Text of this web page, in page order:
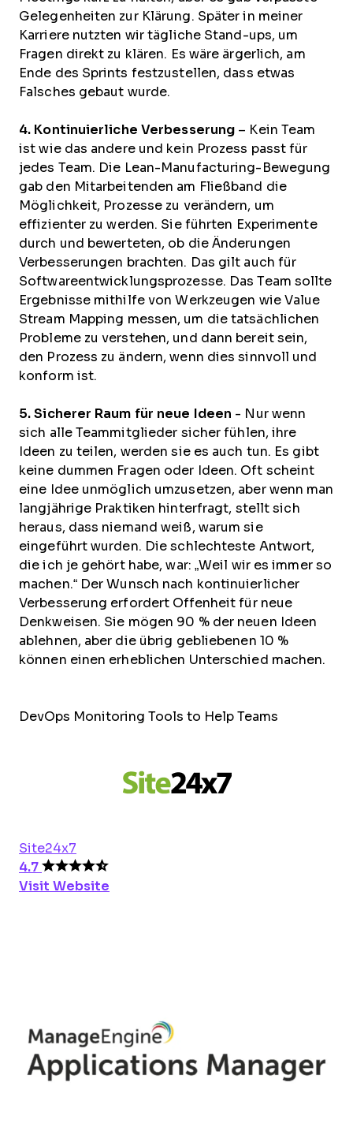
Gelegenheiten zur Klärung. Später in meiner
Karriere nutzten wir tägliche Stand-ups, um
Fragen direkt zu klären. Es wäre ärgerlich, am
Ende des Sprints festzustellen, dass etwas
Falsches gebaut wurde.
4. Kontinuierliche Verbesserung – Kein Team
ist wie das andere und kein Prozess passt für
jedes Team. Die Lean-Manufacturing-Bewegung
gab den Mitarbeitenden am Fließband die
Möglichkeit, Prozesse zu verändern, um
effizienter zu werden. Sie führten Experimente
durch und bewerteten, ob die Änderungen
Verbesserungen brachten. Das gilt auch für
Softwareentwicklungsprozesse. Das Team sollte
Ergebnisse mithilfe von Werkzeugen wie Value
Stream Mapping messen, um die tatsächlichen
Probleme zu verstehen, und dann bereit sein,
den Prozess zu ändern, wenn dies sinnvoll und
konform ist.
5. Sicherer Raum für neue Ideen - Nur wenn
sich alle Teammitglieder sicher fühlen, ihre
Ideen zu teilen, werden sie es auch tun. Es gibt
keine dummen Fragen oder Ideen. Oft scheint
eine Idee unmöglich umzusetzen, aber wenn man
langjährige Praktiken hinterfragt, stellt sich
heraus, dass niemand weiß, warum sie
eingeführt wurden. Die schlechteste Antwort,
die ich je gehört habe, war: „Weil wir es immer so
machen.“ Der Wunsch nach kontinuierlicher
Verbesserung erfordert Offenheit für neue
Denkweisen. Sie mögen 90 % der neuen Ideen
ablehnen, aber die übrig gebliebenen 10 %
können einen erheblichen Unterschied machen.
DevOps Monitoring Tools to Help Teams
Site24x7
4.7
Visit Website